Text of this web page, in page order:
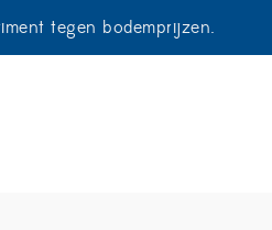
tegen bodemprijzen.